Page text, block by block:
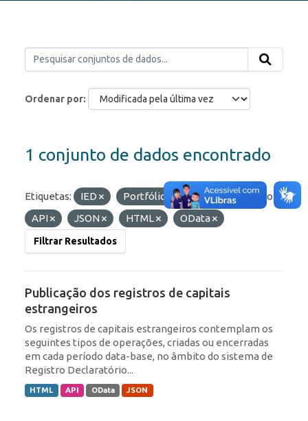
Ordenar por
1 conjunto de dados encontrado
Etiquetas: IED Portfólio ROF
Formatos:
API
JSON HTML OData
Filtrar Resultados
Publicação dos registros de capitais
estrangeiros
Os registros de capitais estrangeiros contemplam os
seguintes tipos de operações, criadas ou encerradas
em cada período data-base, no âmbito do sistema de
Registro Declaratório...
HTML API OData JSON